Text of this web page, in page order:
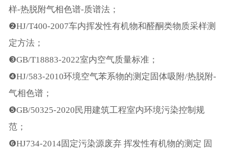
样-热脱附气相色谱-质谱法；
❷HJ/T400-2007车内挥发性有机物和醛酮类物质采样测
定方法；
❸GB/T18883-2022室内空气质量标准；
❹HJ/583-2010环境空气苯系物的测定固体吸附/热脱附-
气相色谱；
❺GB/50325-2020民用建筑工程室内环境污染控制规
范；
❻HJ734-2014固定污染源废弃 挥发性有机物的测定 固